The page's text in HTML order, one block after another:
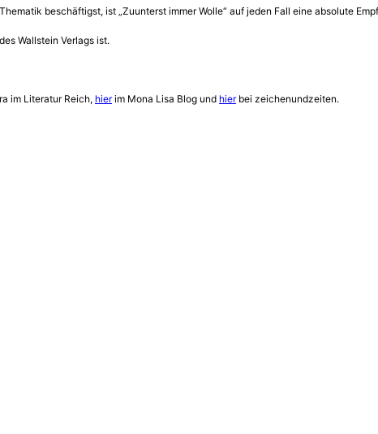
beschäftigst, ist „Zuunterst immer Wolle“ auf jeden Fall eine absolute
Wallstein Verlags ist.
im Literatur Reich, hierim Mona Lisa Blog und hierbei zeichenundzeiten.